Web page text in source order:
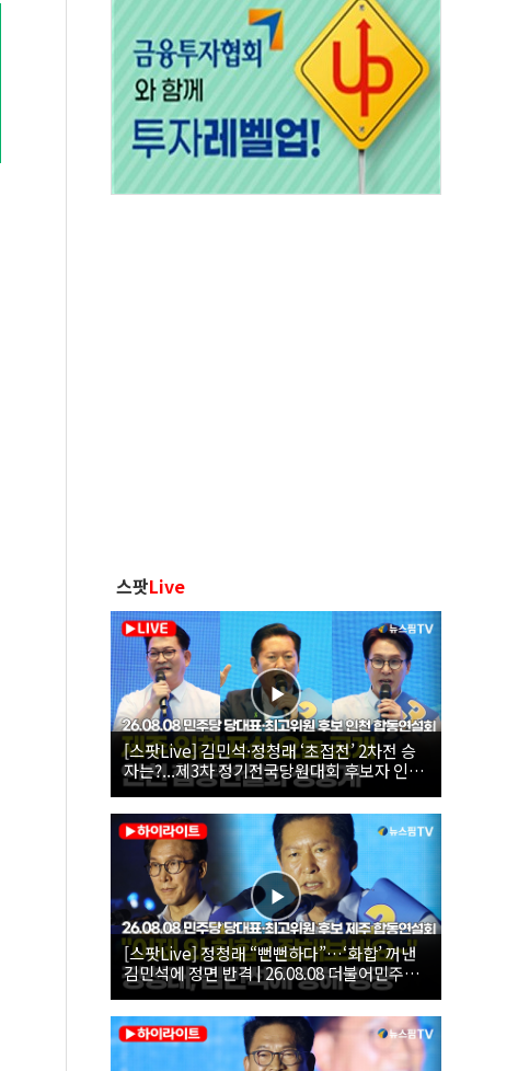
스팟Live
[스팟Live] 김민석·정청래 ‘초접전’ 2차전 승
자는?...제3차 정기전국당원대회 후보자 인천
합동연설회 생중계 | 26.08.08
[스팟Live] 정청래 “뻔뻔하다”…‘화합’ 꺼낸
김민석에 정면 반격 | 26.08.08 더불어민주당
당대표·최고위원 후보 제주 합동연설회